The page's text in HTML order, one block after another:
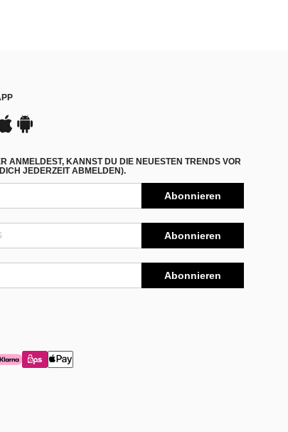
ANMELDEST, KANNST DU DIE NEUESTEN TRENDS VOR
JEDERZEIT ABMELDEN).
Abonnieren
Abonnieren
Abonnieren